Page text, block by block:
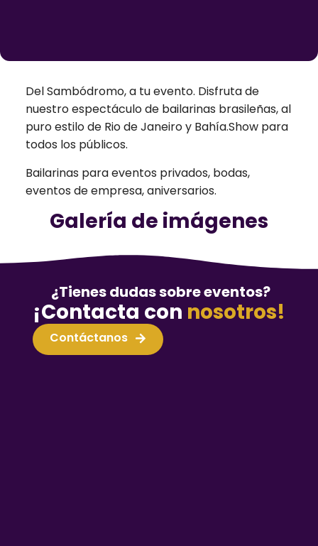
Del Sambódromo, a tu evento. Disfruta de
nuestro espectáculo de bailarinas brasileñas, al
puro estilo de Rio de Janeiro y Bahía.Show para
todos los públicos.
Bailarinas para eventos privados, bodas,
eventos de empresa, aniversarios.
Galería de imágenes
¿Tienes dudas sobre eventos?
¡Contacta con nosotros!
Contáctanos